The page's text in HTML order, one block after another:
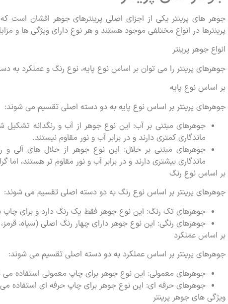
جوهر های پرینتر یکی از اجزای اصلی پرینترهای جوهر افشان است
پرینترها در انواع مختلفی موجود هستند و هر نوع دارای ویژگی ها و
انواع جوهر پرینتر
جوهرهای پرینتر را می توان بر اساس نوع پایه، نوع رنگ و عملکرد به
بر اساس نوع پایه
جوهرهای پرینتر بر اساس نوع پایه به دو دسته اصلی تقسیم می شوند:
جوهرهای مبتنی بر آب: این نوع جوهر از آب و رنگدانه تشکیل
ماندگاری کمتری دارند و در برابر آب و نور مقاوم نیستند.
جوهرهای مبتنی بر حلال: این نوع جوهر از حلال های آلی
ماندگاری بیشتری دارند و در برابر آب و نور مقاوم تر هستند، اما
بر اساس نوع رنگ
جوهرهای پرینتر بر اساس نوع رنگ به دو دسته اصلی تقسیم می شوند:
جوهرهای تک رنگ: این نوع جوهر فقط یک رنگ دارد و برای چاپ
جوهرهای رنگی: این نوع جوهر دارای چهار رنگ اصلی (سیاه،
بر اساس عملکرد
جوهرهای پرینتر بر اساس عملکرد به دو دسته اصلی تقسیم می شوند:
جوهرهای معمولی: این نوع جوهر برای چاپ معمولی استفاده
جوهرهای حرفه ای: این نوع جوهر برای چاپ حرفه ای استفاده
ویژگی های جوهر پرینتر